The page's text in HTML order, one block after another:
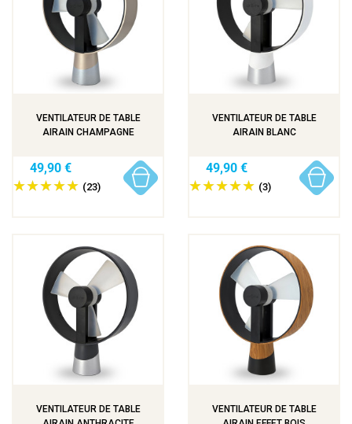
VENTILATEUR DE TABLE
AIRAIN CHAMPAGNE
(23)
49,90 €
VENTILATEUR DE TABLE
AIRAIN BLANC
(3)
49,90 €
VENTILATEUR DE TABLE
VENTILATEUR DE TABLE